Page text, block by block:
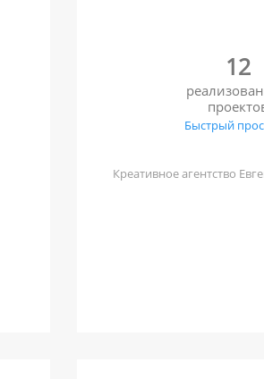
12
Быстрый
Креативное агентство